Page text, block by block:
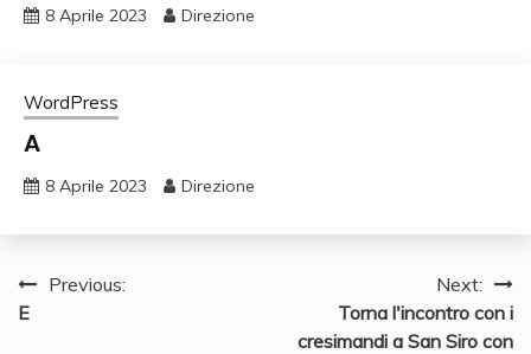
8 Aprile 2023 Direzione
WordPress
A
8 Aprile 2023 Direzione
Navigazione
articoli
Previous:
E
Next:
Torna l'incontro con i
cresimandi a San Siro con